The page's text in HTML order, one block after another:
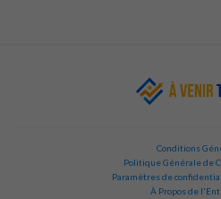
Conditions
Politique Générale de
Paramètres de
À Propos de